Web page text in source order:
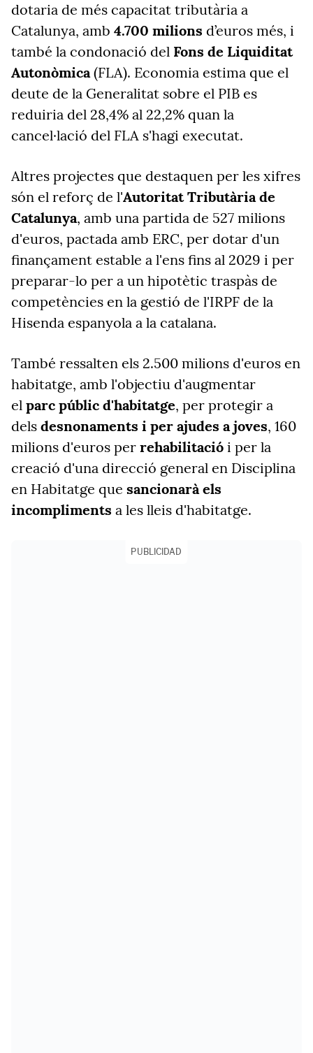
dotaria de més capacitat tributària a
Catalunya, amb 4.700 milions d’euros més, i
també la condonació del Fons de Liquiditat
Autonòmica(FLA). Economia estima que el
deute de la Generalitat sobre el PIB es
reduiria del 28,4% al 22,2% quan la
cancel·lació del FLA s'hagi executat.
Altres projectes que destaquen per les xifres
són el reforç de l'Autoritat Tributària de
Catalunya, amb una partida de 527 milions
d'euros, pactada amb ERC, per dotar d'un
finançament estable a l'ens fins al 2029 i per
preparar-lo per a un hipotètic traspàs de
competències en la gestió de l'IRPF de la
Hisenda espanyola a la catalana.
També ressalten els 2.500 milions d'euros en
habitatge, amb l'objectiu d'augmentar
el parc públic d'habitatge, per protegir a
dels desnonaments i per ajudes a joves, 160
milions d'euros per rehabilitació i per la
creació d'una direcció general en Disciplina
en Habitatge que sancionarà els
incompliments a les lleis d'habitatge.
PUBLICIDAD